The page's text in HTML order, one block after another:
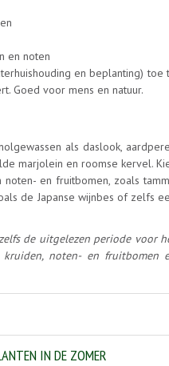
en noten
en beplanting) toe
Goed voor mens en natuur.
als daslook,
marjolein en roomse kervel.
en fruitbomen, zoals
de Japanse wijnbes of zelfs
de uitgelezen periode voor
noten- en fruitbomen
IN DE ZOMER